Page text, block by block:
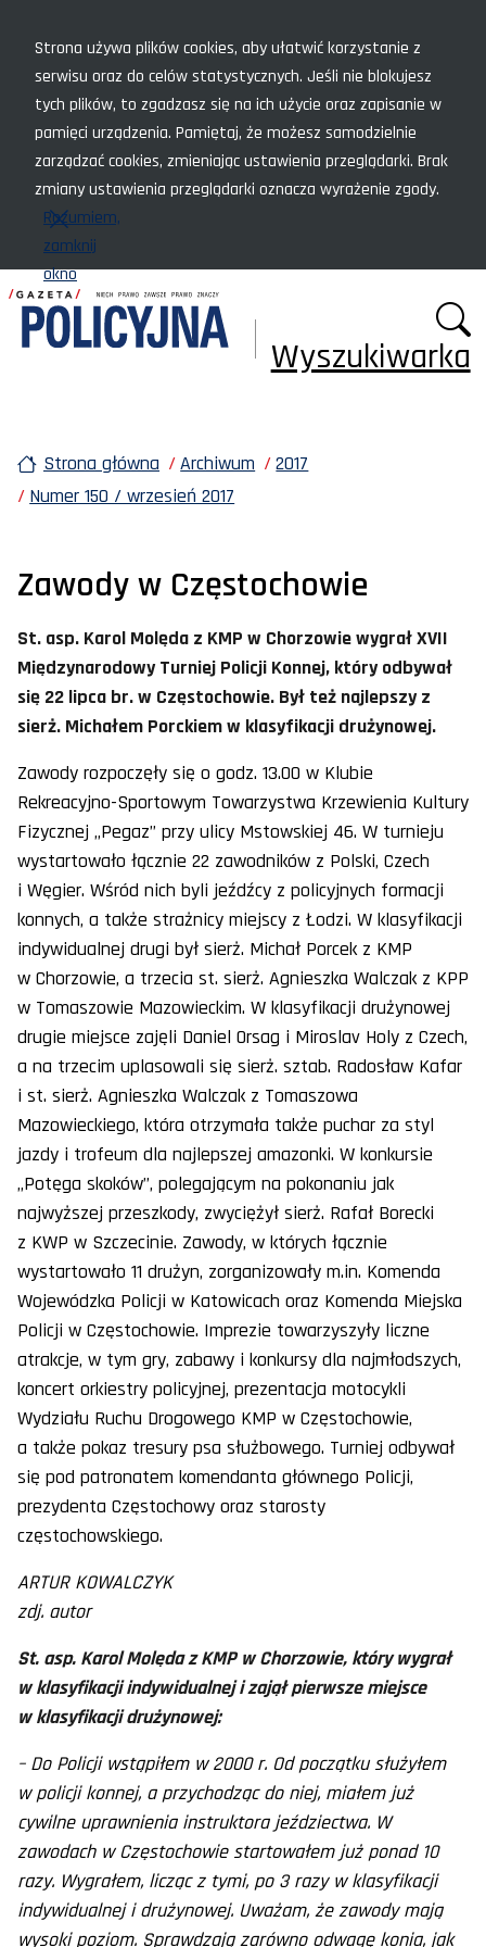
Strona używa plików cookies, aby ułatwić korzystanie z
serwisu oraz do celów statystycznych. Jeśli nie blokujesz
tych plików, to zgadzasz się na ich użycie oraz zapisanie w
pamięci urządzenia. Pamiętaj, że możesz samodzielnie
zarządzać cookies, zmieniając ustawienia przeglądarki. Brak
zmiany ustawienia przeglądarki oznacza wyrażenie zgody.
Rozumiem,
zamknij
okno
Wyszukiwarka
Strona główna Archiwum
2017
Numer 150 / wrzesień 2017
Zawody w Częstochowie
St. asp. Karol Molęda z KMP w Chorzowie wygrał XVII
Międzynarodowy Turniej Policji Konnej, który odbywał
się 22 lipca br. w Częstochowie. Był też najlepszy z
sierż. Michałem Porckiem w klasyfikacji drużynowej.
Zawody rozpoczęły się o godz. 13.00 w Klubie
Rekreacyjno-Sportowym Towarzystwa Krzewienia Kultury
Fizycznej „Pegaz” przy ulicy Mstowskiej 46. W turnieju
wystartowało łącznie 22 zawodników z Polski, Czech
i Węgier. Wśród nich byli jeźdźcy z policyjnych formacji
konnych, a także strażnicy miejscy z Łodzi. W klasyfikacji
indywidualnej drugi był sierż. Michał Porcek z KMP
w Chorzowie, a trzecia st. sierż. Agnieszka Walczak z KPP
w Tomaszowie Mazowieckim. W klasyfikacji drużynowej
drugie miejsce zajęli Daniel Orsag i Miroslav Holy z Czech,
a na trzecim uplasowali się sierż. sztab. Radosław Kafar
i st. sierż. Agnieszka Walczak z Tomaszowa
Mazowieckiego, która otrzymała także puchar za styl
jazdy i trofeum dla najlepszej amazonki. W konkursie
„Potęga skoków”, polegającym na pokonaniu jak
najwyższej przeszkody, zwyciężył sierż. Rafał Borecki
z KWP w Szczecinie. Zawody, w których łącznie
wystartowało 11 drużyn, zorganizowały m.in. Komenda
Wojewódzka Policji w Katowicach oraz Komenda Miejska
Policji w Częstochowie. Imprezie towarzyszyły liczne
atrakcje, w tym gry, zabawy i konkursy dla najmłodszych,
koncert orkiestry policyjnej, prezentacja motocykli
Wydziału Ruchu Drogowego KMP w Częstochowie,
a także pokaz tresury psa służbowego. Turniej odbywał
się pod patronatem komendanta głównego Policji,
prezydenta Częstochowy oraz starosty
częstochowskiego.
ARTUR KOWALCZYK
zdj. autor
St. asp. Karol Molęda z KMP w Chorzowie, który wygrał
w klasyfikacji indywidualnej i zajął pierwsze miejsce
w klasyfikacji drużynowej:
– Do Policji wstąpiłem w 2000 r. Od początku służyłem
w policji konnej, a przychodząc do niej, miałem już
cywilne uprawnienia instruktora jeździectwa. W
zawodach w Częstochowie startowałem już ponad 10
razy. Wygrałem, licząc z tymi, po 3 razy w klasyfikacji
indywidualnej i drużynowej. Uważam, że zawody mają
wysoki poziom. Sprawdzają zarówno odwagę konia, jak